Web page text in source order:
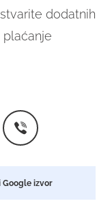
dodatnih
plaćanje
Google izvor